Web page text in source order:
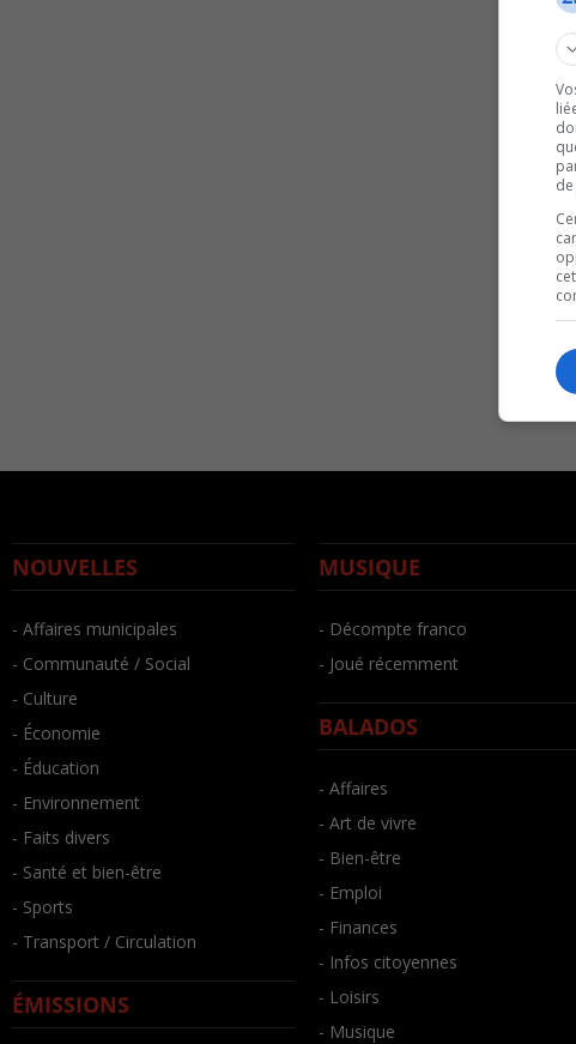
NOUVELLES
- Affaires municipales
- Communauté / Social
- Culture
- Économie
- Éducation
- Environnement
- Faits divers
- Santé et bien-être
- Sports
- Transport / Circulation
ÉMISSIONS
MUSIQUE
- Décompte franco
- Joué récemment
BALADOS
- Affaires
- Art de vivre
- Bien-être
- Emploi
- Finances
- Infos citoyennes
- Loisirs
- Musique